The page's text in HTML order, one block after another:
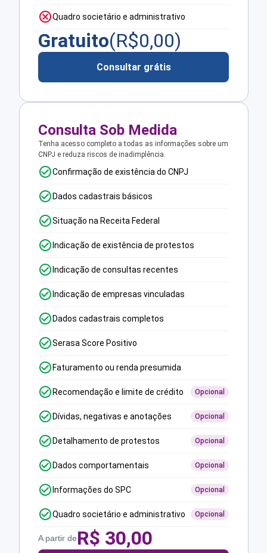
Quadro societário e administrativo
Gratuito(R$0,00)
Consultar grátis
Consulta Sob Medida
Tenha acesso completo a todas as informações sobre um
CNPJ e reduza riscos de inadimplência.
Confirmação de existência do CNPJ
Dados cadastrais básicos
Situação na Receita Federal
Indicação de existência de protestos
Indicação de consultas recentes
Indicação de empresas vinculadas
Dados cadastrais completos
Serasa Score Positivo
Faturamento ou renda presumida
Recomendação e limite de crédito Opcional
Dívidas, negativas e anotações Opcional
Detalhamento de protestos Opcional
Dados comportamentais Opcional
Informações do SPC Opcional
Quadro societário e administrativo Opcional
A partir deR$ 30,00